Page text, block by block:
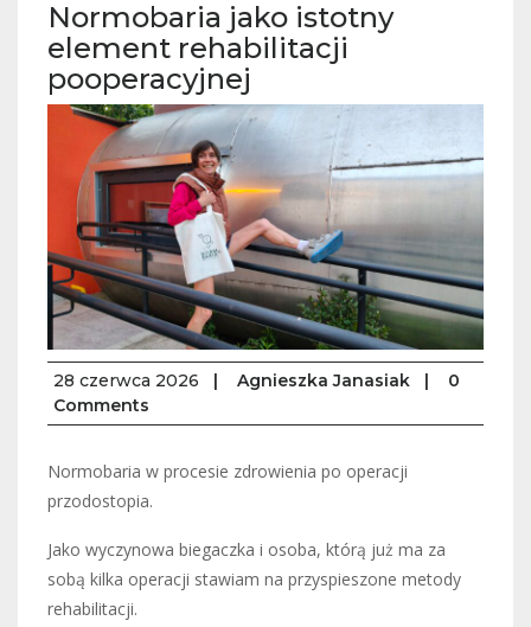
Normobaria jako istotny
element rehabilitacji
pooperacyjnej
28 czerwca 2026 Agnieszka Janasiak
0
Comments
Normobaria w procesie zdrowienia po operacji
przodostopia.
Jako wyczynowa biegaczka i osoba, którą już ma za
sobą kilka operacji stawiam na przyspieszone metody
rehabilitacji.